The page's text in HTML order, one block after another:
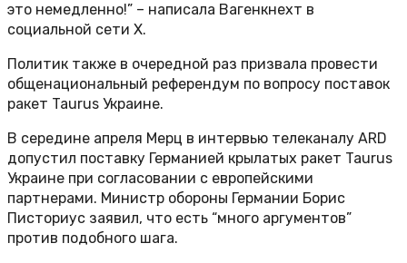
это немедленно!” – написала Вагенкнехт в
социальной сети Х.
Политик также в очередной раз призвала провести
общенациональный референдум по вопросу поставок
ракет Taurus Украине.
В середине апреля Мерц в интервью телеканалу ARD
допустил поставку Германией крылатых ракет Taurus
Украине при согласовании с европейскими
партнерами. Министр обороны Германии Борис
Писториус заявил, что есть “много аргументов”
против подобного шага.